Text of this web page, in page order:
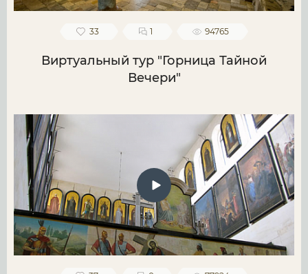
33 1 94765
Виртуальный тур "Горница Тайной
Вечери"